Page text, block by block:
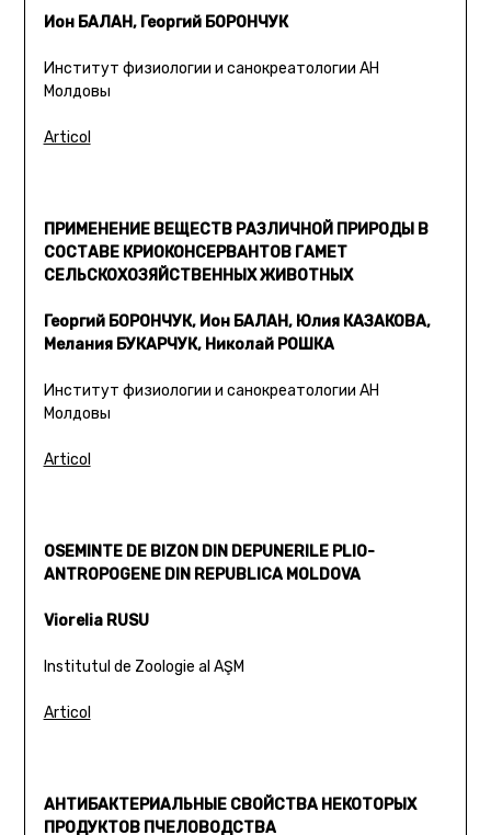
Ион БАЛАН, Георгий БОРОНЧУК
Институт физиологии и санокреатологии АН
Молдовы
Articol
ПРИМЕНЕНИE ВЕЩЕСТВ РАЗЛИЧНОЙ ПРИРОДЫ В
СОСТАВЕ КРИОКОНСЕРВАНТОВ ГАМЕТ
СЕЛЬСКОХОЗЯЙСТВЕННЫХ ЖИВОТНЫХ
Георгий БОРОНЧУК, Ион БАЛАН, Юлия КАЗАКОВА,
Мелания БУКАРЧУК, Николай РОШКА
Институт физиологии и санокреатологии АН
Молдовы
Articol
OSEMINTE DE BIZON DIN DEPUNERILE PLIO-
ANTROPOGENE DIN REPUBLICA MOLDOVA
Viorelia RUSU
Institutul de Zoologie al AŞM
Articol
АНТИБАКТЕРИАЛЬНЫЕ СВОЙСТВА НЕКОТОРЫХ
ПРОДУКТОВ ПЧЕЛОВОДСТВА